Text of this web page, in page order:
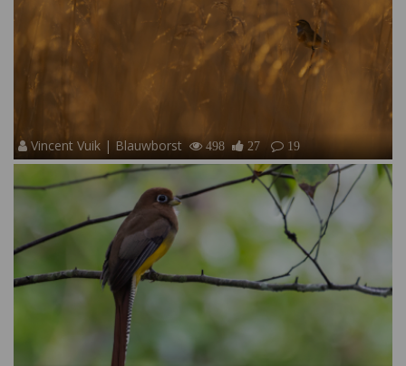
Vincent Vuik | Blauwborst 498 27 19